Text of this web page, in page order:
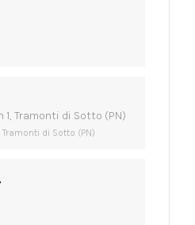
1, Tramonti di Sotto (PN)
di Sotto (PN)